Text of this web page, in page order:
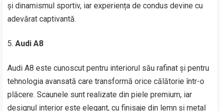
și dinamismul sportiv, iar experiența de condus devine cu
adevărat captivantă.
Audi A8
Audi A8 este cunoscut pentru interiorul său rafinat și pentru
tehnologia avansată care transformă orice călătorie într-o
plăcere. Scaunele sunt realizate din piele premium, iar
designul interior este elegant, cu finisaje din lemn și metal